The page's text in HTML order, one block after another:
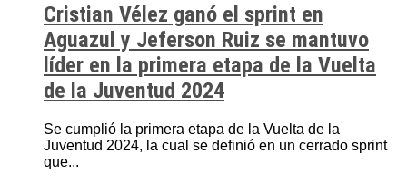
Cristian Vélez ganó el sprint en
Aguazul y Jeferson Ruiz se mantuvo
líder en la primera etapa de la Vuelta
de la Juventud 2024
Se cumplió la primera etapa de la Vuelta de la
Juventud 2024, la cual se definió en un cerrado sprint
que...